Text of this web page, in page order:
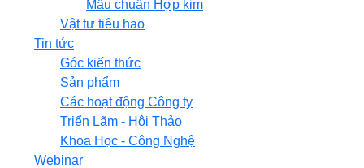
Mẫu chuẩn Hợp kim
Vật tư tiêu hao
Tin tức
Góc kiến thức
Sản phẩm
Các hoạt động Công ty
Triển Lãm - Hội Thảo
Khoa Học - Công Nghệ
Webinar